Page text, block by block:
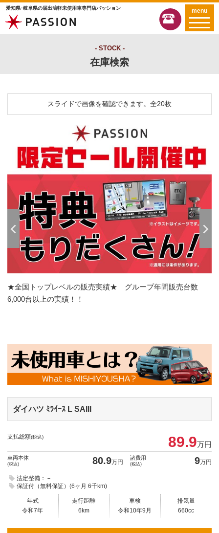
愛知県･岐阜県の届出済軽未使用車専門店パッション menu
STOCK
在庫検索
ダイハツ ﾐﾗｲｰｽ L SAIII
スライドで画像を確認できます。 全20枚
★全国トップレベルの販売実績★ グループ年間販売台数
6,000台以上の実績！！
支払総額(税込) 89.9万円
車両本体
(税込) 80.9万円
諸費用
(税込) 9万円
法定整備：－
保証付（無料保証）(6ヶ月 6千km)
年式
令和7年
走行距離
6km
車検
令和10年9月
排気量
660cc